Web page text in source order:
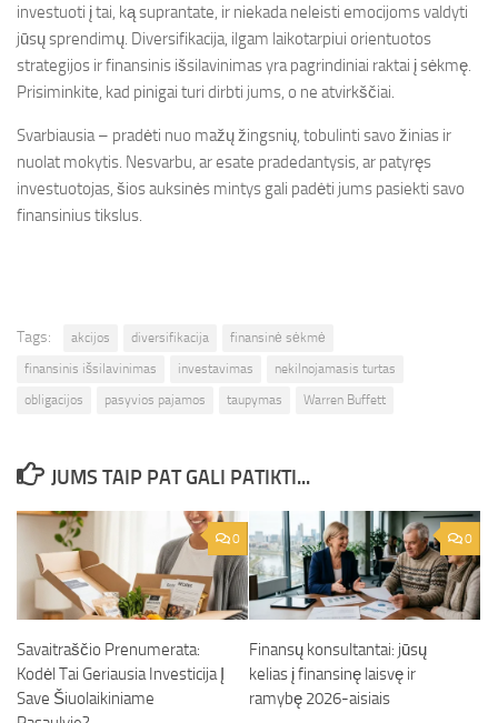
investuoti į tai, ką suprantate, ir niekada neleisti emocijoms valdyti
jūsų sprendimų. Diversifikacija, ilgam laikotarpiui orientuotos
strategijos ir finansinis išsilavinimas yra pagrindiniai raktai į sėkmę.
Prisiminkite, kad pinigai turi dirbti jums, o ne atvirkščiai.
Svarbiausia – pradėti nuo mažų žingsnių, tobulinti savo žinias ir
nuolat mokytis. Nesvarbu, ar esate pradedantysis, ar patyręs
investuotojas, šios auksinės mintys gali padėti jums pasiekti savo
finansinius tikslus.
Tags: akcijos diversifikacija
finansinė sėkmė
finansinis išsilavinimas
investavimas
nekilnojamasis turtas
obligacijos
pasyvios pajamos taupymas Warren Buffett
JUMS TAIP PAT GALI PATIKTI...
0
Savaitraščio Prenumerata:
Kodėl Tai Geriausia Investicija Į
Save Šiuolaikiniame
0
Finansų konsultantai: jūsų
kelias į finansinę laisvę ir
ramybę 2026-aisiais